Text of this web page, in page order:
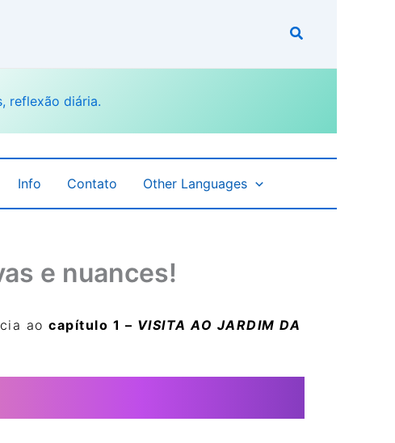
Info Contato Other Languages
e nuances!
ao capítulo 1 – VISITA AO JARDIM DA